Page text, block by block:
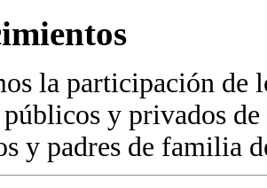
la participación de
y privados
y padres de familia